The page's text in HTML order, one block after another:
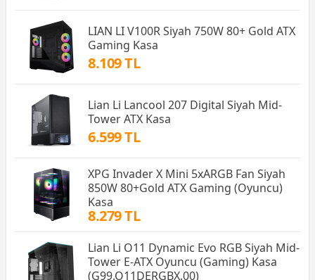
LIAN LI V100R Siyah 750W 80+ Gold ATX
Gaming Kasa
8.109 TL
Lian Li Lancool 207 Digital Siyah Mid-
Tower ATX Kasa
6.599 TL
XPG Invader X Mini 5xARGB Fan Siyah
850W 80+Gold ATX Gaming (Oyuncu)
Kasa
8.279 TL
Lian Li O11 Dynamic Evo RGB Siyah Mid-
Tower E-ATX Oyuncu (Gaming) Kasa
(G99.O11DERGBX.00)